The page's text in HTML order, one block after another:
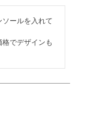
ールを入れて
でデザインも